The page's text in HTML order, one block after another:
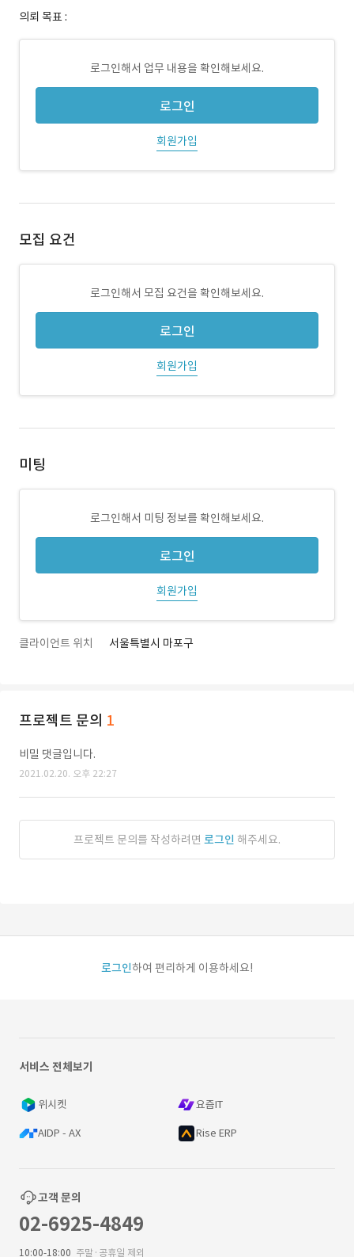
의뢰 목표 :
로그인해서 업무 내용을 확인해보세요.
로그인
회원가입
모집 요건
로그인해서 모집 요건을 확인해보세요.
로그인
회원가입
미팅
로그인해서 미팅 정보를 확인해보세요.
로그인
회원가입
클라이언트 위치 서울특별시 마포구
프로젝트 문의 1
비밀 댓글입니다.
2021.02.20. 오후 22:27
프로젝트 문의를 작성하려면 로그인 해주세요.
로그인하여 편리하게 이용하세요!
서비스 전체보기
위시켓 요즘IT
AIDP - AX Rise ERP
고객 문의
02-6925-4849
10:00-18:00 주말·공휴일 제외